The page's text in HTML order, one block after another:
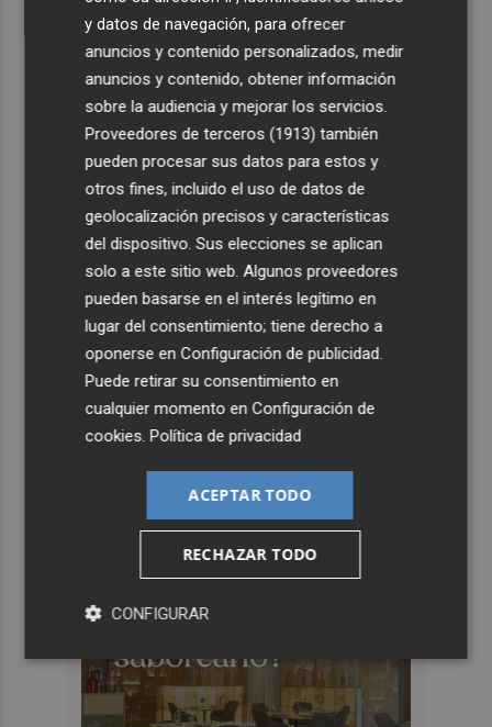
y datos de navegación, para ofrecer
anuncios y contenido personalizados, medir
anuncios y contenido, obtener información
sobre la audiencia y mejorar los servicios.
Proveedores de terceros (1913) también
pueden procesar sus datos para estos y
otros fines, incluido el uso de datos de
geolocalización precisos y características
del dispositivo. Sus elecciones se aplican
solo a este sitio web. Algunos proveedores
pueden basarse en el interés legítimo en
lugar del consentimiento; tiene derecho a
oponerse enConfiguración de publicidad.
Puede retirar su consentimiento en
cualquier momento enConfiguración de
cookies.Política de privacidad
ACEPTAR TODO
RECHAZAR TODO
CONFIGURAR